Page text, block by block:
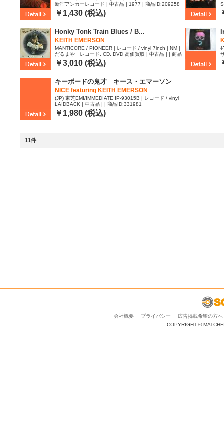
新宿アンカーレコード | 中古品 | 1977 | 商品ID:209258
8￥1,430 (税込)
Honky Tonk Train Blues / B...
KEITH EMERSON
MANTICORE / PIONEER | レコード / vinyl 7inch | NM |
NM
だるまや レコード, CD, DVD 高価買取 | 中古品 | | 商品
ID:1975671
￥3,010 (税込)
ﾎ
キーボードの鬼才 キース・エマーソン
NICE featuring KEITH EMERSON
(JP) 東芝EMI/IMMEDIATE IP-93015B | レコード / vinyl
LP | NM | EX-
LAIDBACK | 中古品 | | 商品ID:331981
￥1,980 (税込)
11件
会社概要 プライバシー
広告掲載希望の方へ
COPYRIGHT ©